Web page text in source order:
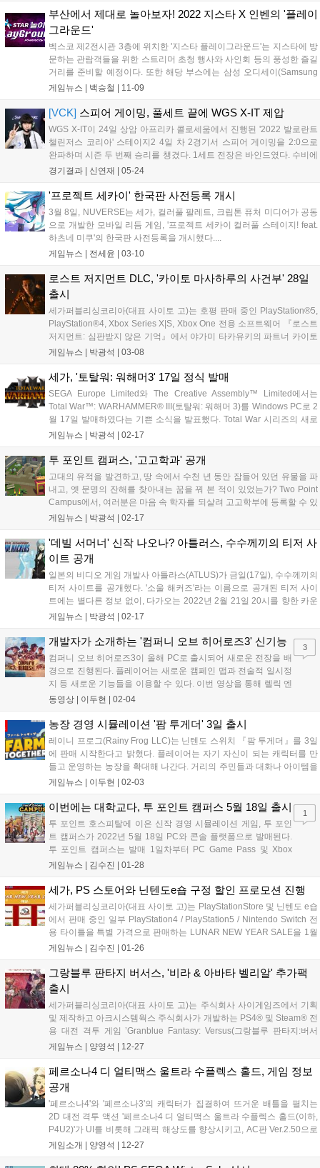
한 공간을 마련할 예정이다. 지스타 놀이터는 벡스코 제2전시관 3층에
위치할 예정이다....
부산에서 제대로 놀아보자! 2022 지스타 X 인벤의 '플레이
그라운드'
벡스코 제2전시관 3층에 위치한 '지스타 플레이그라운드'는 지스타에 방
문하는 관람객들을 위한 스트리머 초청 행사와 사인회 등의 풍성한 즐길
거리를 준비할 예정이다. 또한 해당 부스에는 삼성 오디세이(Samsung
Odyssey)가 메인 스폰서로 참여해 최신 모니터로 직접 게임을 체험해
역시 다양한 경품 이벤트를 선보일 계획이다....
게임뉴스 | 백승철 | 11-09
[VCK] 스피어 게이밍, 풀세트 끝에 WGS X-IT 제압
WGS X-IT이 24일 상암 아프리카 콜로세움에서 진행된 '2022 발로란트
챌린저스 코리아' 스테이지2 4일 차 2경기서 스피어 게이밍을 2:0으로
완파하며 시즌 두 번째 승리를 챙겼다. 1세트 전장은 바인드였다. 수비에
나선 WGS X-IT은 특유의 공격성을 담은 전진 수비로 재미를 톡톡히 보
경기결과 | 신연재 | 05-24
'프로젝트 세카이' 한국판 사전등록 개시
3월 8일, NUVERSE는 세가, 컬러풀 팔레트, 크립톤 퓨처 미디어가 공동
으로 개발한 모바일 리듬 게임, '프로젝트 세카이 컬러풀 스테이지! feat.
하츠네 미쿠'의 한국판 사전등록을 개시했다....
게임뉴스 | 전세윤 | 03-10
로스트 저지먼트 DLC, '카이토 마사하루의 사건부' 28일
출시
세가퍼블리싱코리아(대표 사이토 고)는 호평 판매 중인 PlayStation®5,
PlayStation®4, Xbox Series X|S, Xbox One 전용 소프트웨어 『로스트
저지먼트: 심판받지 않은 기억』에서 야가미 타카유키의 파트너 카이토
마사하루가 주인공인 추가 스토리를 즐길 수 있는 다운로드 콘텐츠
게임뉴스 | 박광석 | 03-08
세가, '토탈워: 워해머3' 17일 정식 발매
SEGA Europe Limited와 The Creative Assembly™ Limited에서는
Total War™: WARHAMMER® III(토탈워: 워해머 3)를 Windows PC로 2
월 17일 발매하였다는 기쁜 소식을 발표했다. Total War 시리즈의 새로
운 발전을 이끌어 냈을 뿐만 아니라 엄청난 스케일도 자랑하는 게임,
게임뉴스 | 박광석 | 02-17
투 포인트 캠퍼스, '고고학과' 공개
고대의 유적을 발견하고, 땅 속에서 수천 년 동안 잠들어 있던 유물을 파
내고, 옛 문명의 잔해를 찾아내는 꿈을 꿔 본 적이 있었는가? Two Point
Campus에서, 여러분은 마음 속 학자를 되살려 고고학부에 등록할 수 있
다. 삽과 돋보기, 그리고 먼지떨이를 가지고 부와 명예를 거머쥘 수 있는
게임뉴스 | 박광석 | 02-17
'데빌 서머너' 신작 나오나? 아틀러스, 수수께끼의 티저 사
이트 공개
일본의 비디오 게임 개발사 아틀라스(ATLUS)가 금일(17일), 수수께끼의
티저 사이트를 공개했다. '소울 해커즈'라는 이름으로 공개된 티저 사이
트에는 별다른 정보 없이, 다가오는 2022년 2월 21일 20시를 향한 카운
트 다운 표시만 노출되고 있을 뿐이다. 현재 뚜렷하게 밝혀진 정보는 없
게임뉴스 | 박광석 | 02-17
개발자가 소개하는 '컴퍼니 오브 히어로즈3' 신기능
컴퍼니 오브 히어로즈3이 올해 PC로 출시되어 새로운 전장을 배
경으로 진행된다. 플레이어는 새로운 캠페인 맵과 전술적 일시정
지 등 새로운 기능들을 이용할 수 있다. 이번 영상을 통해 렐릭 엔
터테인먼트 개발자가 새로운 기능을 4일 소개했다 새로 추가된
를 지원해, 플레이어들은 전쟁의...
동영상 | 이두현 | 02-04
3
농장 경영 시뮬레이션 '팜 투게더' 3일 출시
레이니 프로그(Rainy Frog LLC)는 닌텐도 스위치 『팜 투게더』를 3일
에 판매 시작한다고 밝혔다. 플레이어는 자기 자신이 되는 캐릭터를 만
들고 운영하는 농장을 확대해 나간다. 거리의 주민들과 대화나 아이템을
취득하는 것과 같은 루틴은 없다. 당신만의 농장에서 마음껏 근사한 시
게임뉴스 | 이두현 | 02-03
이번에는 대학교다, 투 포인트 캠퍼스 5월 18일 출시
투 포인트 호스피탈에 이은 신작 경영 시뮬레이션 게임, 투 포인
트 캠퍼스가 2022년 5월 18일 PC와 콘솔 플랫폼으로 발매된다.
투 포인트 캠퍼스는 발매 1일차부터 PC Game Pass 및 Xbox
Game Pass로도 제공될 예정이다. 투 포인트 캠퍼스에서 플레이
기억에 남을 모험, 의미...
게임뉴스 | 김수진 | 01-28
1
세가, PS 스토어와 닌텐도e숍 구정 할인 프로모션 진행
세가퍼블리싱코리아(대표 사이토 고)는 PlayStationStore 및 닌텐도 e숍
에서 판매 중인 일부 PlayStation4 / PlayStation5 / Nintendo Switch 전
용 타이틀을 특별 가격으로 판매하는 LUNAR NEW YEAR SALE을 1월
26일(수)부터 2월 9일(수)까지 개최한다. 이번 세일에서는 세가의 인기
게임뉴스 | 김수진 | 01-26
그랑블루 판타지 버서스, '비라 & 아바타 벨리알' 추가팩
출시
세가퍼블리싱코리아(대표 사이토 고)는 주식회사 사이게임즈에서 기획
및 제작하고 아크시스템웍스 주식회사가 개발하는 PS4® 및 Steam® 전
용 대전 격투 게임 ’Granblue Fantasy: Versus(그랑블루 판타지:버서
스)’에서 신규 캐릭터 '비라'와 '아바타 벨리알'이 세트로 된 DLC '비라 &
게임뉴스 | 양영석 | 12-27
페르소나4 디 얼티맥스 울트라 수플렉스 홀드, 게임 정보
공개
'페르소나4'와 '페르소나3'의 캐릭터가 집결하여 뜨거운 배틀을 펼치는
2D 대전 격투 액션 '페르소나4 디 얼티맥스 울트라 수플렉스 홀드(이하,
P4U2)'가 UI를 비롯해 그래픽 해상도를 향상시키고, AC판 Ver.2.50으로
버전업한 리마스턴판이 되어 PlayStation®4, Nintendo Switch™,
게임소개 | 양영석 | 12-27